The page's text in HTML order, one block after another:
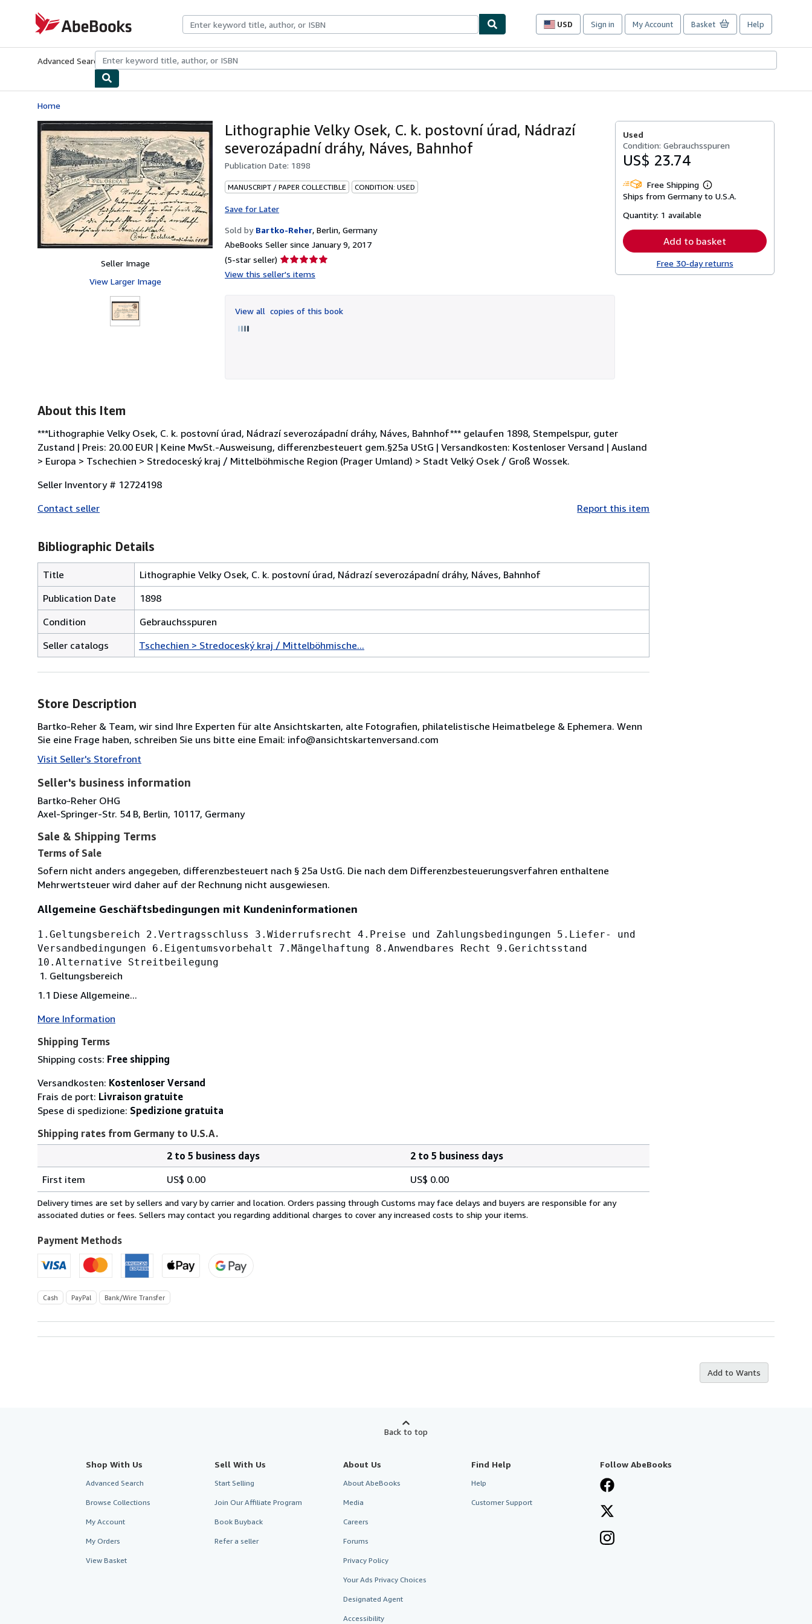
AbeBooks.com
USD
Site
preferences
Sign in My Account Basket Help
Advanced Search Browse CollectionsRare BooksArt & Collectibles
Home
Seller Image
View Larger Image
Lithographie Velky Osek, C. k. postovní úrad, Nádrazí
severozápadní dráhy, Náves, Bahnhof
Publication Date: 1898
MANUSCRIPT / PAPER COLLECTIBLE CONDITION: USED
Save for Later
Sold by Bartko-Reher, Berlin, Germany
AbeBooks Seller since January 9, 2017
(5-star seller) Seller
rating
of
5
View this seller's items
View all copies of this book
Used
Condition: Gebrauchsspuren
US$ 23.74
Free Shipping
Learn
more
Ships from Germany to U.S.A.
Quantity: 1 available
Add to basket
Free 30-day returns
About this Item
***Lithographie Velky Osek, C. k. postovní úrad, Nádrazí severozápadní dráhy, Náves, Bahnhof*** gelaufen 1898, Stempelspur, guter
Zustand | Preis: 20.00 EUR | Keine MwSt.-Ausweisung, differenzbesteuert gem.§25a UStG | Versandkosten: Kostenloser Versand | Ausland
> Europa > Tschechien > Stredoceský kraj / Mittelböhmische Region (Prager Umland) > Stadt Velký Osek / Groß Wossek.
Seller Inventory # 12724198
Contact seller
Report this item
Bibliographic Details
Title
Lithographie Velky Osek, C. k. postovní úrad, Nádrazí severozápadní dráhy, Náves, Bahnhof
Publication Date
1898
Condition
Gebrauchsspuren
Seller catalogs
Tschechien > Stredoceský kraj / Mittelböhmische...
Store Description
Bartko-Reher & Team, wir sind Ihre Experten für alte Ansichtskarten, alte Fotografien, philatelistische Heimatbelege & Ephemera. Wenn
Sie eine Frage haben, schreiben Sie uns bitte eine Email: info@ansichtskartenversand.com
Visit Seller's Storefront
Seller's business information
Bartko-Reher OHG
Axel-Springer-Str. 54 B, Berlin, 10117, Germany
Sale & Shipping Terms
Terms of Sale
Sofern nicht anders angegeben, differenzbesteuert nach § 25a UstG. Die nach dem Differenzbesteuerungsverfahren enthaltene
Mehrwertsteuer wird daher auf der Rechnung nicht ausgewiesen.
Allgemeine Geschäftsbedingungen mit Kundeninformationen
1.Geltungsbereich 2.Vertragsschluss 3.Widerrufsrecht 4.Preise und Zahlungsbedingungen 5.Liefer- und
Versandbedingungen 6.Eigentumsvorbehalt 7.Mängelhaftung 8.Anwendbares Recht 9.Gerichtsstand
10.Alternative Streitbeilegung
Geltungsbereich
1.1 Diese Allgemeine...
More Information
Shipping Terms
Shipping costs: Free shipping
Versandkosten: Kostenloser Versand
Frais de port: Livraison gratuite
Spese di spedizione: Spedizione gratuita
Shipping rates from Germany to U.S.A.
rates
from
Germany
U.S.A.
2 to 5 business days
2 to 5 business days
First item
US$ 0.00 US$ 0.00
Delivery times are set by sellers and vary by carrier and location. Orders passing through Customs may face delays and buyers are responsible for any
associated duties or fees. Sellers may contact you regarding additional charges to cover any increased costs to ship your items.
Payment Methods
Cash PayPal Bank/Wire Transfer
Add to Wants
Back to top
Shop With Us
Advanced Search
Browse Collections
My Account
My Orders
View Basket
Sell With Us
Start Selling
Join Our Affiliate Program
Book Buyback
Refer a seller
About Us
About AbeBooks
Media
Careers
Forums
Privacy Policy
Your Ads Privacy Choices
Designated Agent
Accessibility
Find Help
Help
Customer Support
Follow AbeBooks